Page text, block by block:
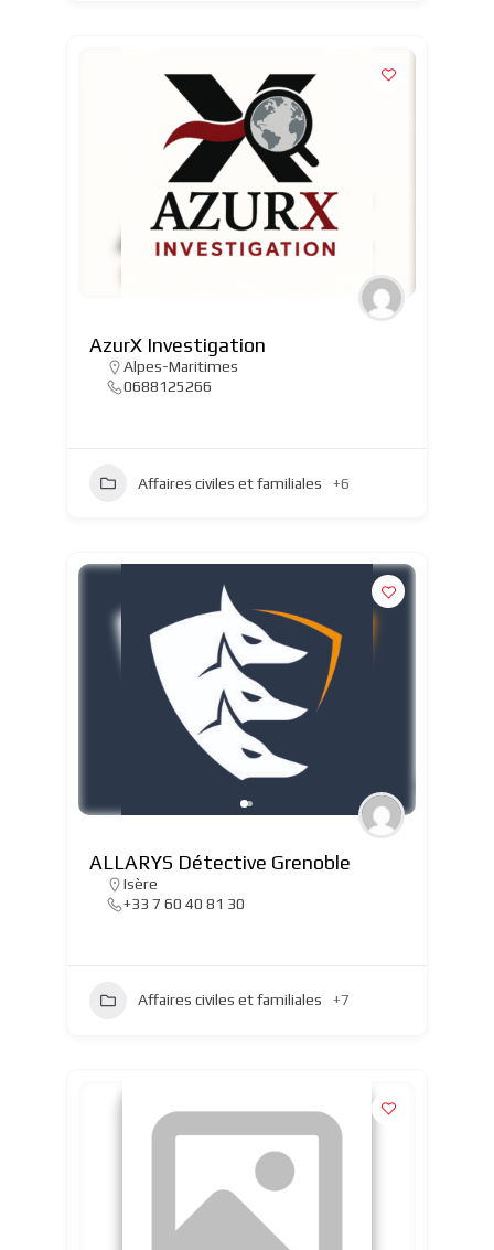
AzurX Investigation
Alpes-Maritimes
0688125266
Affaires civiles et familiales +6
ALLARYS Détective Grenoble
Isère
+33 7 60 40 81 30
Affaires civiles et familiales +7